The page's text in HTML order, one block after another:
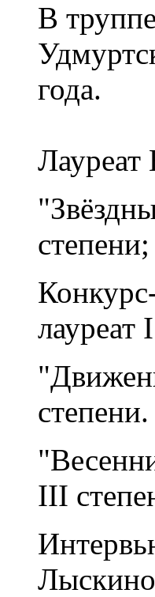
В
года.
степени;
лауреат
степени.
III